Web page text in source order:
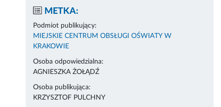
METKA:
Podmiot publikujący:
MIEJSKIE CENTRUM OBSŁUGI OŚWIATY W
KRAKOWIE
Osoba odpowiedzialna:
AGNIESZKA ŻOŁĄDŹ
Osoba publikująca:
KRZYSZTOF PULCHNY